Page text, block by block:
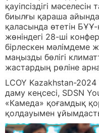
қауіпсіздігі
биылғы қараша
қаласында өтетін
жөніндегі 28-ші
бірлескен мәлімдеме
маңызды бөлігі
жастардың рөліне
LCOY Kazakhstan-
даму кеңсесі, SDSN
«Камеда» қоғамдық
қолдауымен